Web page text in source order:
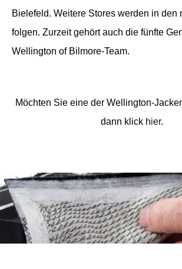
Bielefeld. Weitere Stores werden in den
folgen. Zurzeit gehört auch die fünfte
Wellington of Bilmore-Team.
Möchten Sie eine der Wellington-
dann klick hier.